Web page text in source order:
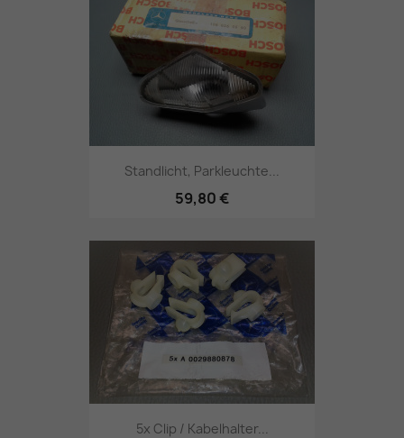
Standlicht, Parkleuchte...
59,80 €
5x Clip / Kabelhalter...